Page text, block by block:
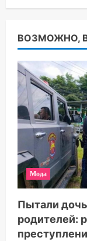
ВОЗМОЖНО,
Мода
Пытали дочь
родителей: